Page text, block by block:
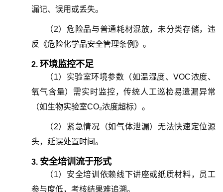
漏记、误用或丢失。
（2） 危险品与普通耗材混放，未分类存储，违
反《危险化学品安全管理条例》。
2. 环境监控不足
（1） 实验室环境参数（如温湿度、VOC浓度、
氧气含量）需实时监控，传统人工巡检易遗漏异常
（如生物实验室CO₂浓度超标）。
（2） 紧急情况（如气体泄漏）无法快速定位源
头，延误处置时间。
3. 安全培训流于形式
（1） 安全培训依赖线下讲座或纸质材料，员工
参与度低，考核结果难追溯。